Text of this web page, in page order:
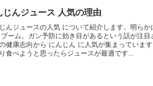
じんジュース 人気の理由
んジュースの人気 について紹介します。明らか
ーム。ガン予防に効き目があるという話が注目
健康志向から にんじん に人気が集まっていま
食べようと思ったらジュースが最適です...